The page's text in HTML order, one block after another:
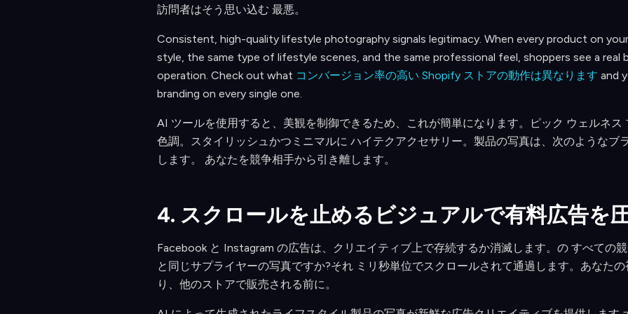
訪問者はそう思い込む 最悪。
Consistent, high-quality lifestyle photography signals legitimacy. When every product on
style, the same type of lifestyle scenes, and the same professional feel, shoppers see a real
operation. Check out what コンバージョン率の高い Shopify ストアの動作は異なります and
branding on every single one.
AI ツールを使用すると、美観を制御できるため、これが簡単になります。ピック ウェルネ
色調。スタイリッシュかつミニマルに ハイテクアクセサリー。製品の写真は、次のようなブ
します。 あなたを競争相手から引き離します。
4. スクロールを止めるビジュアルで有料広告を
Facebook と Instagram の広告は、クリエイティブ上で存続するか消滅します。の すべての
と同じサプライヤーの写真ですか?それ ミリ秒単位でスクロールされて通過します。あなた
り、他のストアで販売される前に。